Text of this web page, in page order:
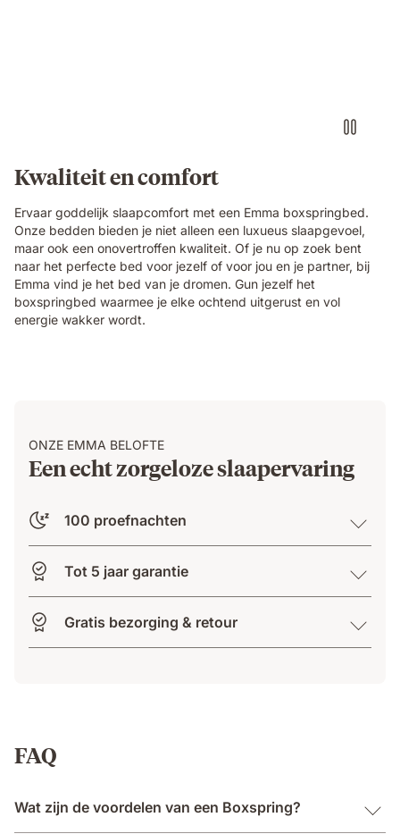
Kwaliteit en comfort
Ervaar goddelijk slaapcomfort met een Emma boxspringbed.
Onze bedden bieden je niet alleen een luxueus slaapgevoel,
maar ook een onovertroffen kwaliteit. Of je nu op zoek bent
naar het perfecte bed voor jezelf of voor jou en je partner, bij
Emma vind je het bed van je dromen. Gun jezelf het
boxspringbed waarmee je elke ochtend uitgerust en vol
energie wakker wordt.
ONZE EMMA BELOFTE
Een echt zorgeloze slaapervaring
100 proefnachten
Tot 5 jaar garantie
Gratis bezorging & retour
FAQ
Wat zijn de voordelen van een Boxspring?